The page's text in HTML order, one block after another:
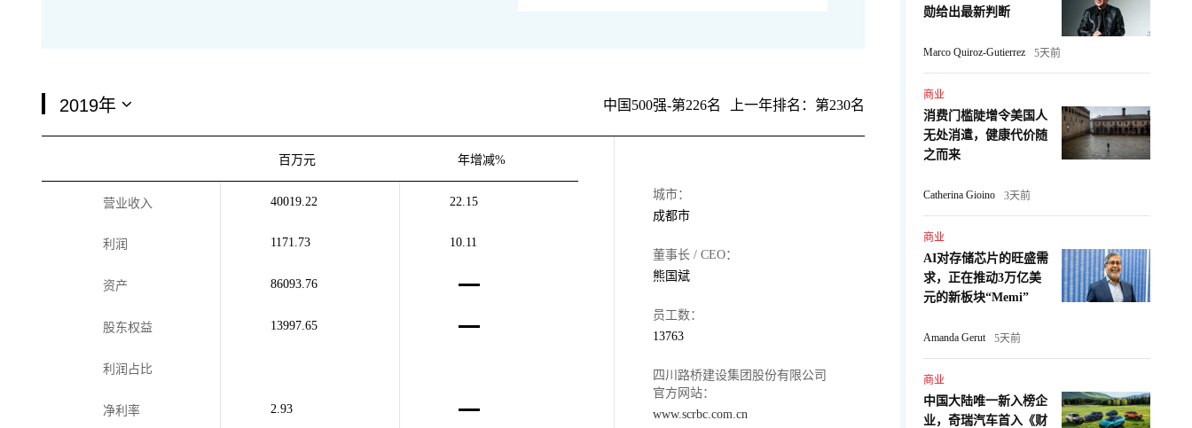
中国500强-第226名 上一年排名：第230名
百万元 年增减%
营业收入 40019.22 22.15
利润 1171.73 10.11
资产 86093.76
股东权益 13997.65
利润占比
净利率 2.93
城市：
成都市
董事长 / CEO：
熊国斌
员工数：
13763
四川路桥建设集团股份有限公司
官方网站：
www.scrbc.com.cn
勋给出最新判断
Marco Quiroz-Gutierrez 5天前
商业
消费门槛陡增令美国人
无处消遣，健康代价随
之而来
Catherina Gioino 3天前
商业
AI对存储芯片的旺盛需
求，正在推动3万亿美
元的新板块“Memi”
Amanda Gerut 5天前
商业
中国大陆唯一新入榜企
业，奇瑞汽车首入《财